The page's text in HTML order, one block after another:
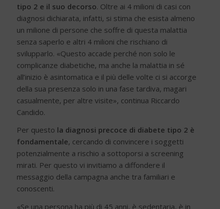
tipo 2 e il suo decorso. Oltre ai 4 milioni di casi con
diagnosi dichiarata, infatti, si stima che esista almeno
un milione di persone che soffre di questa malattia
senza saperlo e altri 4 milioni che rischiano di
svilupparlo. «Questo accade perché non solo le
complicanze diabetiche, ma anche la malattia in sé
all’inizio è asintomatica e il più delle volte ci si accorge
della sua presenza solo in una fase tardiva, magari
casualmente, per altre visite», continua Riccardo
Candido.
Per questo la diagnosi precoce di diabete tipo 2 è
fondamentale, cercando di convincere i soggetti
potenzialmente a rischio a sottoporsi a screening
mirati. Per questo vi invitiamo a diffondere il
messaggio della campagna anche tra familiari e
conoscenti.
«Se una persona ha più di 45 anni, è sedentaria, è in